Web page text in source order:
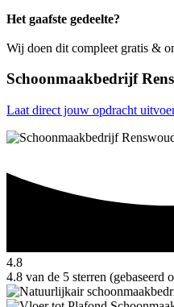
Het gaafste gedeelte?
Wij doen dit compleet gratis &
Schoonmaakbedrijf
Laat direct jouw opdracht
4.8
4.8 van de 5 sterren (gebaseerd